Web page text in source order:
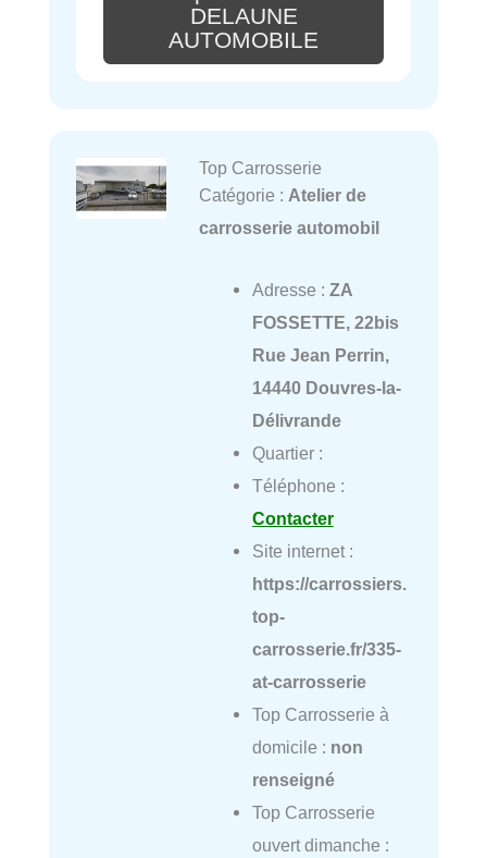
DELAUNE
AUTOMOBILE
Top Carrosserie
Catégorie : Atelier de
carrosserie automobil
Adresse : ZA
FOSSETTE, 22bis
Rue Jean Perrin,
14440 Douvres-la-
Délivrande
Quartier :
Téléphone :
Contacter
Site internet :
https://carrossiers.
top-
carrosserie.fr/335-
at-carrosserie
Top Carrosserie à
domicile : non
renseigné
Top Carrosserie
ouvert dimanche :